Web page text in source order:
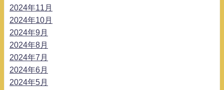
2024年11月
2024年10月
2024年9月
2024年8月
2024年7月
2024年6月
2024年5月